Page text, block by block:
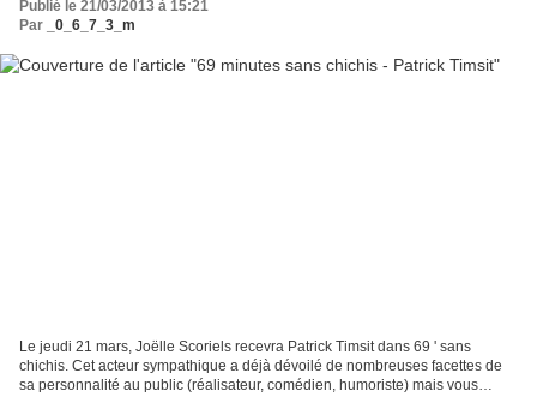
Publié le 21/03/2013 à 15:21
Par
_0_6_7_3_m
Le jeudi 21 mars, Joëlle Scoriels recevra Patrick Timsit dans 69 ' sans
chichis. Cet acteur sympathique a déjà dévoilé de nombreuses facettes de
sa personnalité au public (réalisateur, comédien, humoriste) mais vous